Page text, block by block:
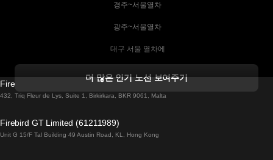
경주~서울열차
광주~서울열차
대구 서울 열차에
더블린에서 골웨이 열차
로마에서 나폴리 열차
더 많은 인기 노선 보여주기
Firebird GT Limited (OC 1451)
432, Triq Fleur de Lys, Suite 1, Birkirkara, BKR 9061, Malta
Firebird GT Limited (61211989)
Unit G 15/F Tal Building 49 Austin Road, KL, Hong Kong